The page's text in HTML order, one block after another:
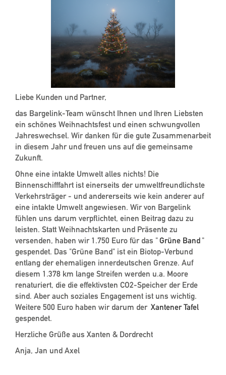
Liebe Kunden und Partner,
das Bargelink-Team wünscht Ihnen und Ihren Liebsten
ein schönes Weihnachtsfest und einen schwungvollen
Jahreswechsel. Wir danken für die gute Zusammenarbeit
in diesem Jahr und freuen uns auf die gemeinsame
Zukunft.
Ohne eine intakte Umwelt alles nichts! Die
Binnenschifffahrt ist einerseits der umweltfreundlichste
Verkehrsträger - und andererseits wie kein anderer auf
eine intakte Umwelt angewiesen. Wir von Bargelink
fühlen uns darum verpflichtet, einen Beitrag dazu zu
leisten. Statt Weihnachtskarten und Präsente zu
versenden, haben wir 1.750 Euro für das " Grüne Band "
gespendet. Das "Grüne Band" ist ein Biotop-Verbund
entlang der ehemaligen innerdeutschen Grenze. Auf
diesem 1.378 km lange Streifen werden u.a. Moore
renaturiert, die die effektivsten CO2-Speicher der Erde
sind. Aber auch soziales Engagement ist uns wichtig.
Weitere 500 Euro haben wir darum der Xantener Tafel
gespendet.
Herzliche Grüße aus Xanten & Dordrecht
Anja, Jan und Axel